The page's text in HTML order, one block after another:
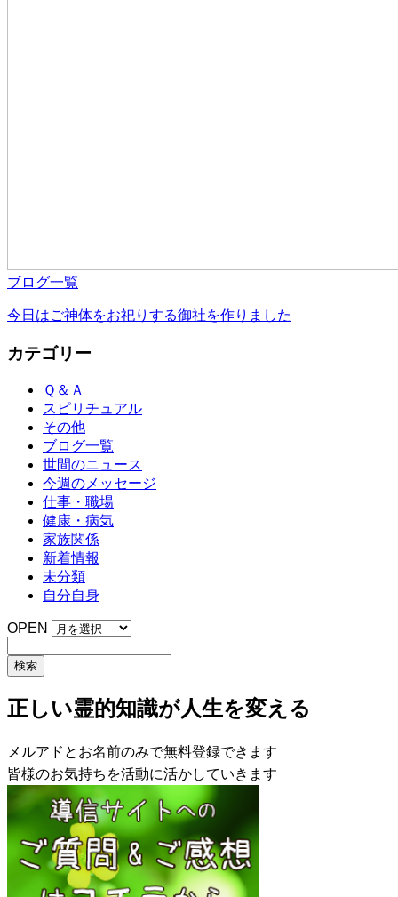
ブログ一覧
今日はご神体をお祀りする御社を作りました
カテゴリー
Ｑ＆Ａ
スピリチュアル
その他
ブログ一覧
世間のニュース
今週のメッセージ
仕事・職場
健康・病気
家族関係
新着情報
未分類
自分自身
OPEN
正しい霊的知識が人生を変える
メルアドとお名前のみで無料登録できます
皆様のお気持ちを活動に活かしていきます